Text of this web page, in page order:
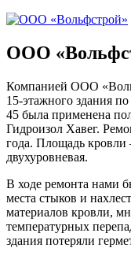
ООО
Компанией ООО
15-этажного здания
45 была применена
Гидроизол Хавег.
года. Площадь кровли
двухуровневая.
В ходе ремонта нами
места стыков и
материалов кровли,
температурных
здания потеряли